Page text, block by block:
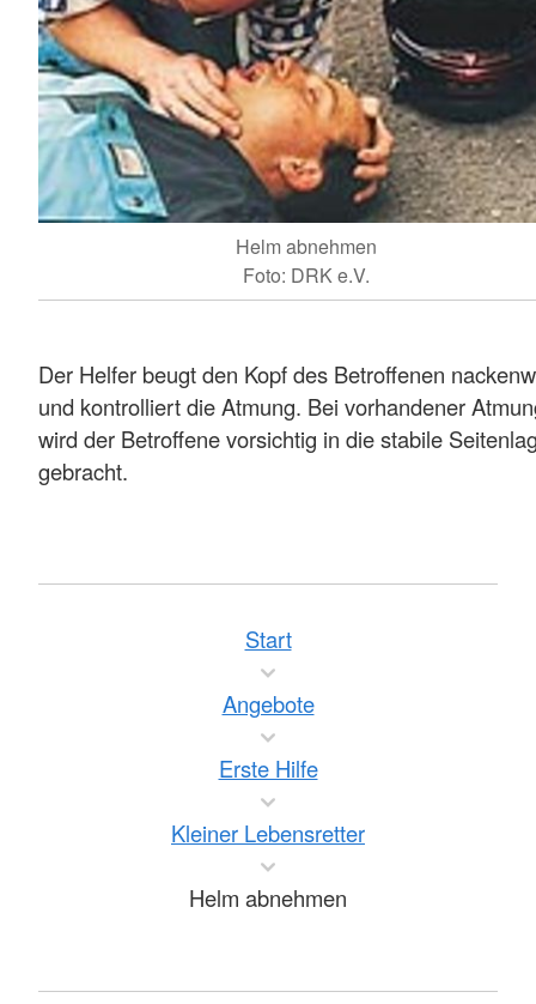
Helm abnehmen
Foto: DRK e.V.
Der Helfer beugt den Kopf des Betroffenen
und kontrolliert die Atmung. Bei vorhandener
wird der Betroffene vorsichtig in die stabile
gebracht.
Start
Angebote
Erste Hilfe
Kleiner Lebensretter
Helm abnehmen